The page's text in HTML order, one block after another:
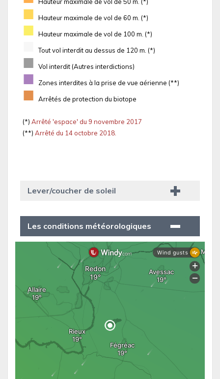
Hauteur maximale de vol de 50 m. (*)
■ Hauteur maximale de vol de 60 m. (*)
■ Hauteur maximale de vol de 100 m. (*)
Tout vol interdit au dessus de 120 m. (*)
■ Vol interdit (Autres interdictions)
■ Zones interdites à la prise de vue aérienne (**)
■ Arrêtés de protection du biotope
(*) Arrêté 'espace' du 9 novembre 2017
(**) Arrêté du 14 octobre 2018.
Lever/coucher de soleil
Les conditions météorologiques